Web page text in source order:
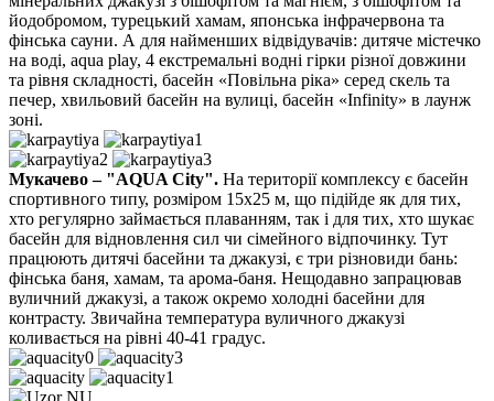
йодобромом, турецький хамам, японська інфрачервона та
фінська сауни. А для найменших відвідувачів: дитяче містечко
на воді, аqua рlay, 4 екстремальні водні гірки різної довжини
та рівня складності, басейн «Повільна ріка» серед скель та
печер, хвильовий басейн на вулиці, басейн «Infinity» в лаунж
зоні.
Мукачево – "AQUA City". На території комплексу є басейн
спортивного типу, розміром 15х25 м, що підійде як для тих,
хто регулярно займається плаванням, так і для тих, хто шукає
басейн для відновлення сил чи сімейного відпочинку. Тут
працюють дитячі басейни та джакузі, є три різновиди бань:
фінська баня, хамам, та арома-баня. Нещодавно запрацював
вуличний джакузі, а також окремо холодні басейни для
контрасту. Звичайна температура вуличного джакузі
коливається на рівні 40-41 градус.